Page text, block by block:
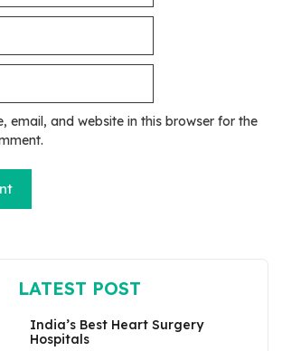
email, and website in this browser for the
LATEST POST
India’s Best Heart Surgery
Hospitals